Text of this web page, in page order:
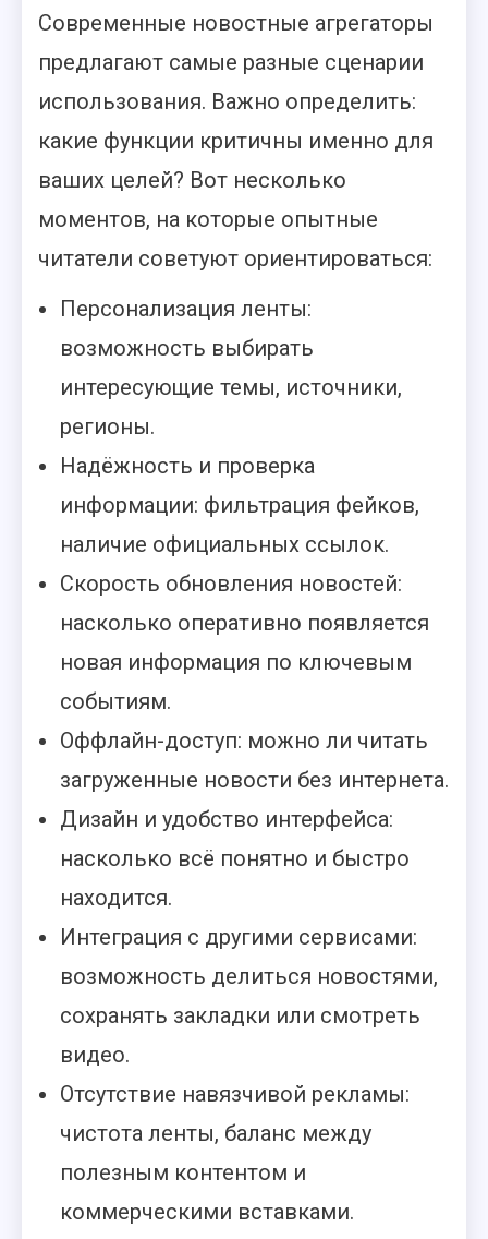
Современные новостные агрегаторы
предлагают самые разные сценарии
использования. Важно определить:
какие функции критичны именно для
ваших целей? Вот несколько
моментов, на которые опытные
читатели советуют ориентироваться:
Персонализация ленты:
возможность выбирать
интересующие темы, источники,
регионы.
Надёжность и проверка
информации: фильтрация фейков,
наличие официальных ссылок.
Скорость обновления новостей:
насколько оперативно появляется
новая информация по ключевым
событиям.
Оффлайн-доступ: можно ли читать
загруженные новости без интернета.
Дизайн и удобство интерфейса:
насколько всё понятно и быстро
находится.
Интеграция с другими сервисами:
возможность делиться новостями,
сохранять закладки или смотреть
видео.
Отсутствие навязчивой рекламы:
чистота ленты, баланс между
полезным контентом и
коммерческими вставками.